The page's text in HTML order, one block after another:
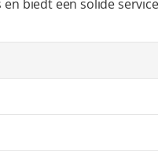
biedt een solide